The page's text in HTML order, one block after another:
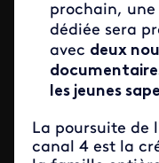
prochain,
dédiée sera
avec deux
les jeunes
La poursuite de
canal 4 est la